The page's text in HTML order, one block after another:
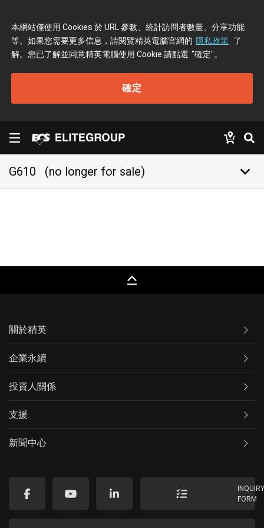
本網站僅使用 Cookies 於 URL 參數、統計訪問者數量、分享功能
等。如果您需要更多信息，請閱覽精英電腦官網的 隱私政策 了
解。您已了解並同意精英電腦使用 Cookie 請點選 "確定"。
確定
G610 (no longer for sale) keyboard_arrow_down
keyboard_capslock
關於精英
企業永續
投資人關係
支援
新聞中心
FORM